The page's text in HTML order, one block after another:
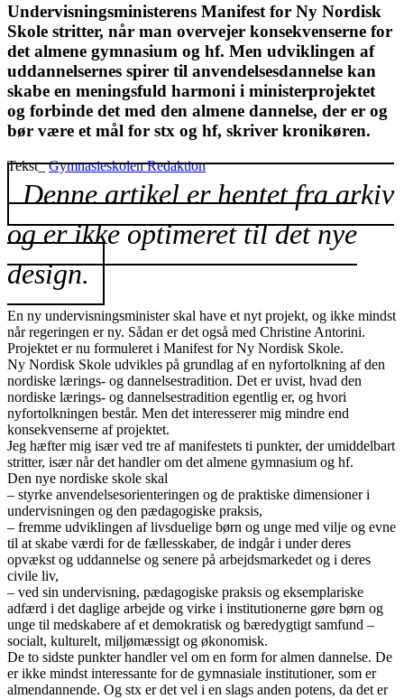
Undervisningsministerens Manifest for Ny Nordisk
Skole stritter, når man overvejer konsekvenserne for
det almene gymnasium og hf. Men udviklingen af
uddannelsernes spirer til anvendelsesdannelse kan
skabe en meningsfuld harmoni i ministerprojektet
og forbinde det med den almene dannelse, der er og
bør være et mål for stx og hf, skriver kronikøren.
Tekst_Gymnasieskolen Redaktion
Denne artikel er hentet fra arkiv
og er ikke optimeret til det nye
design.
En ny undervisningsminister skal have et nyt projekt, og ikke mindst
når regeringen er ny. Sådan er det også med Christine Antorini.
Projektet er nu formuleret i Manifest for Ny Nordisk Skole.
Ny Nordisk Skole udvikles på grundlag af en nyfortolkning af den
nordiske lærings- og dannelsestradition. Det er uvist, hvad den
nordiske lærings- og dannelsestradition egentlig er, og hvori
nyfortolkningen består. Men det interesserer mig mindre end
konsekvenserne af projektet.
Jeg hæfter mig især ved tre af manifestets ti punkter, der umiddelbart
stritter, især når det handler om det almene gymnasium og hf.
Den nye nordiske skole skal
– styrke anvendelsesorienteringen og de praktiske dimensioner i
undervisningen og den pædagogiske praksis,
– fremme udviklingen af livsduelige børn og unge med vilje og evne
til at skabe værdi for de fællesskaber, de indgår i under deres
opvækst og uddannelse og senere på arbejdsmarkedet og i deres
civile liv,
– ved sin undervisning, pædagogiske praksis og eksemplariske
adfærd i det daglige arbejde og virke i institutionerne gøre børn og
unge til medskabere af et demokratisk og bæredygtigt samfund –
socialt, kulturelt, miljømæssigt og økonomisk.
De to sidste punkter handler vel om en form for almen dannelse. De
er ikke mindst interessante for de gymnasiale institutioner, som er
almendannende. Og stx er det vel i en slags anden potens, da det er